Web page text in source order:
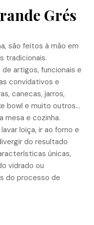
Grés
são feitos à mão em
tradicionais.
artigos, funcionais e
convidativos e
canecas, jarros,
bowl e muito outros…
mesa e cozinha.
loiça, ir ao forno e
do resultado
únicas,
vidrado ou
do processo de